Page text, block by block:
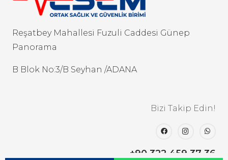
Reşatbey Mahallesi Fuzuli Caddesi Günep
Panorama
B Blok No:3/B Seyhan /ADANA
Bizi Takip Edin!
+90 322 459 37 36